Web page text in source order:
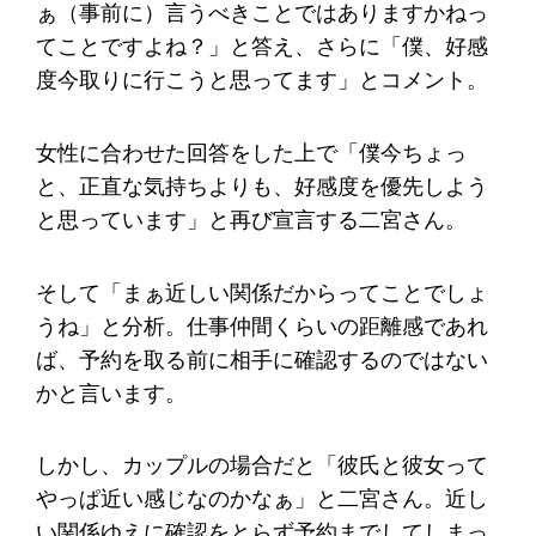
ぁ（事前に）言うべきことではありますかねっ
てことですよね？」と答え、さらに「僕、好感
度今取りに行こうと思ってます」とコメント。
女性に合わせた回答をした上で「僕今ちょっ
と、正直な気持ちよりも、好感度を優先しよう
と思っています」と再び宣言する二宮さん。
そして「まぁ近しい関係だからってことでしょ
うね」と分析。仕事仲間くらいの距離感であれ
ば、予約を取る前に相手に確認するのではない
かと言います。
しかし、カップルの場合だと「彼氏と彼女って
やっぱ近い感じなのかなぁ」と二宮さん。近し